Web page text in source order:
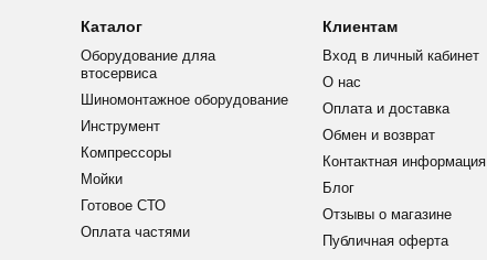
Каталог
Оборудование дляа
втосервиса
Шиномонтажное оборудование
Инструмент
Компрессоры
Мойки
Готовое СТО
Оплата частями
Клиентам
Вход в личный кабинет
О нас
Оплата и доставка
Обмен и возврат
Контактная информация
Блог
Отзывы о магазине
Публичная оферта